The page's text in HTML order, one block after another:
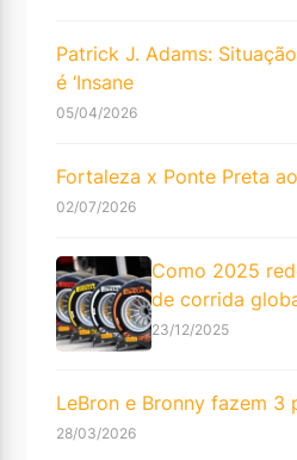
Patrick J. Adams:
é ‘Insane
05/04/2026
Fortaleza x Ponte Preta
02/07/2026
Como 2025
de corrida
23/12/2025
LeBron e Bronny fazem 3
28/03/2026